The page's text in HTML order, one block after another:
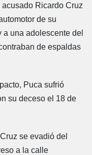
Ricardo Cruz
de su
una adolescente del
de espaldas
Puca sufrió
su deceso el 18 de
se evadió del
a la calle